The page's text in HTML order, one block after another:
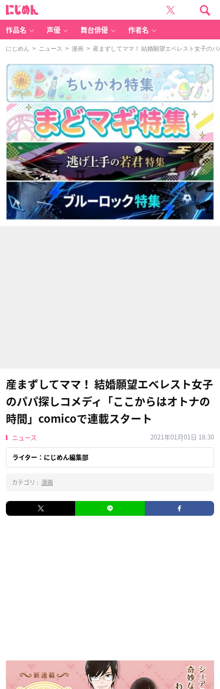
作品名 声優 舞台俳優 作者名
にじめん > ニュース > 漫画 > 産まずしてママ！ 結婚願望エベレスト女子の
産まずしてママ！ 結婚願望エベレスト女子
のパパ探しコメディ「ここからはオトナの
時間」comicoで連載スタート
ニュース 2021年01月01日 18:30
ライター：にじめん編集部
カテゴリ : 漫画